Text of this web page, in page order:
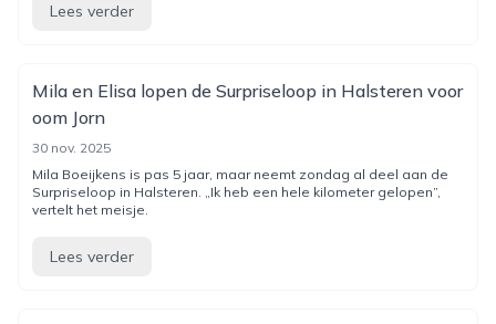
Lees verder
Mila en Elisa lopen de Surpriseloop in Halsteren voor
oom Jorn
30 nov. 2025
Mila Boeijkens is pas 5 jaar, maar neemt zondag al deel aan de
Surpriseloop in Halsteren. „Ik heb een hele kilometer gelopen”,
vertelt het meisje.
Lees verder